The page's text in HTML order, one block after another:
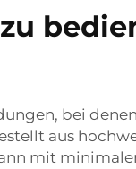
bei
aus
mit